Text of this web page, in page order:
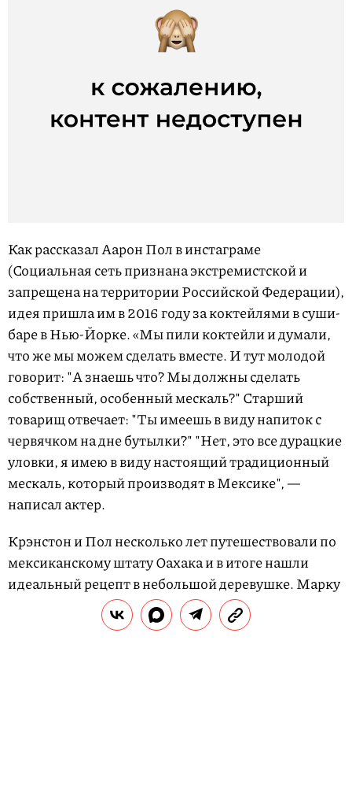
Как рассказал Аарон Пол в инстаграме
(Социальная сеть признана экстремистской и
запрещена на территории Российской Федерации),
идея пришла им в 2016 году за коктейлями в суши-
баре в Нью-Йорке. «Мы пили коктейли и думали,
что же мы можем сделать вместе. И тут молодой
говорит: "А знаешь что? Мы должны сделать
собственный, особенный мескаль?" Старший
товарищ отвечает: "Ты имеешь в виду напиток с
червячком на дне бутылки?" "Нет, это все дурацкие
уловки, я имею в виду настоящий традиционный
мескаль, который производят в Мексике", —
написал актер.
Крэнстон и Пол несколько лет путешествовали по
мексиканскому штату Оахака и в итоге нашли
идеальный рецепт в небольшой деревушке. Марку
решили назвать «Два товарища» (Dos Hombres). На
бутылке изображены два осла — ранее фотографии